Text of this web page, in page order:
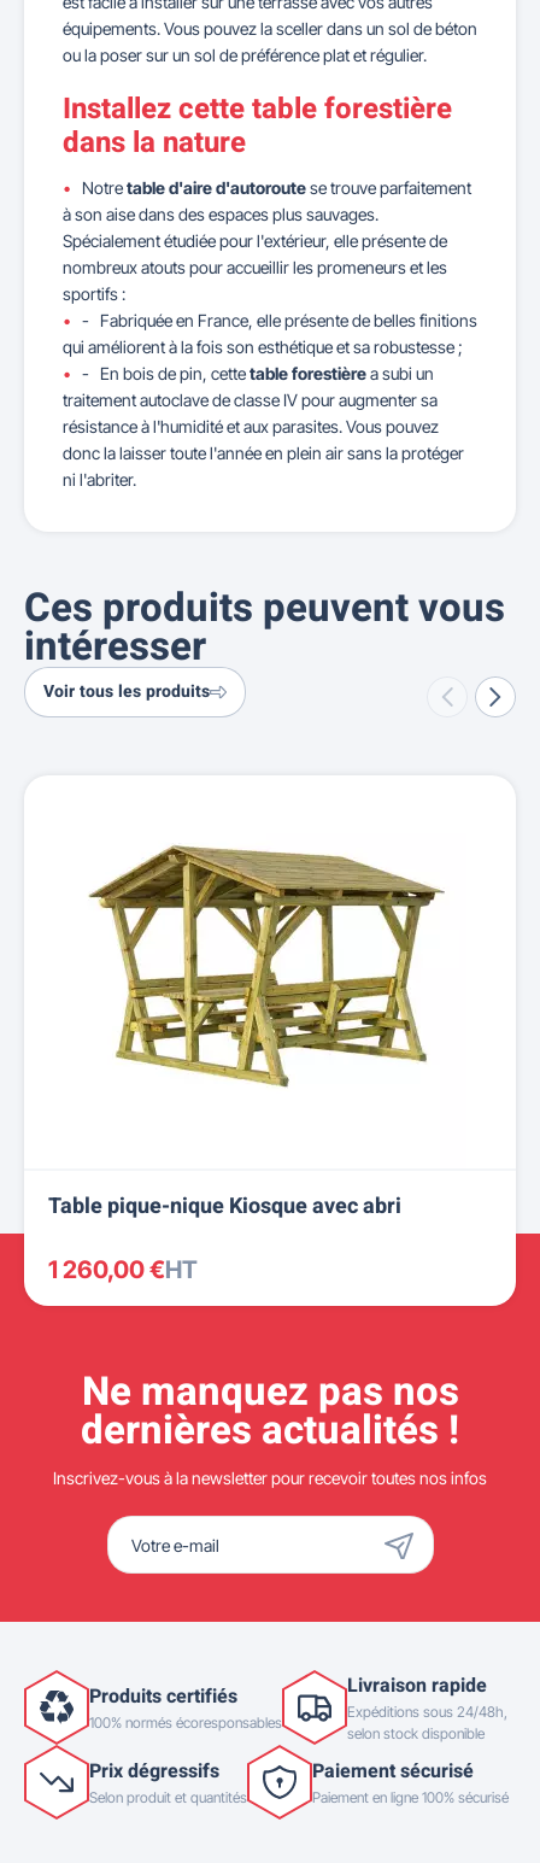
équipements. Vous pouvez la sceller dans un sol de béton
ou la poser sur un sol de préférence plat et régulier.
Installez cette table forestière
dans la nature
Notretable d'aire d'autoroutese trouve parfaitement
à son aise dans des espaces plus sauvages.
Spécialement étudiée pour l'extérieur, elle présente de
nombreux atouts pour accueillir les promeneurs et les
sportifs :
- Fabriquée en France, elle présente de belles finitions
qui améliorent à la fois son esthétique et sa robustesse ;
- En bois de pin, cettetable forestièrea subi un
traitement autoclave de classe IV pour augmenter sa
résistance à l'humidité et aux parasites. Vous pouvez
donc la laisser toute l'année en plein air sans la protéger
ni l'abriter.
Ces produits peuvent vous
intéresser
Voir tous les produits
Table pique-nique Kiosque avec abri
1 260,00 €HT
Ne manquez pas nos
dernières actualités !
Inscrivez-vous à la newsletter pour recevoir toutes nos infos
Produits certifiés
100% normés écoresponsables
Livraison rapide
Expéditions sous 24/48h,
selon stock disponible
Prix dégressifs
Selon produit et quantités
Paiement sécurisé
Paiement en ligne 100% sécurisé